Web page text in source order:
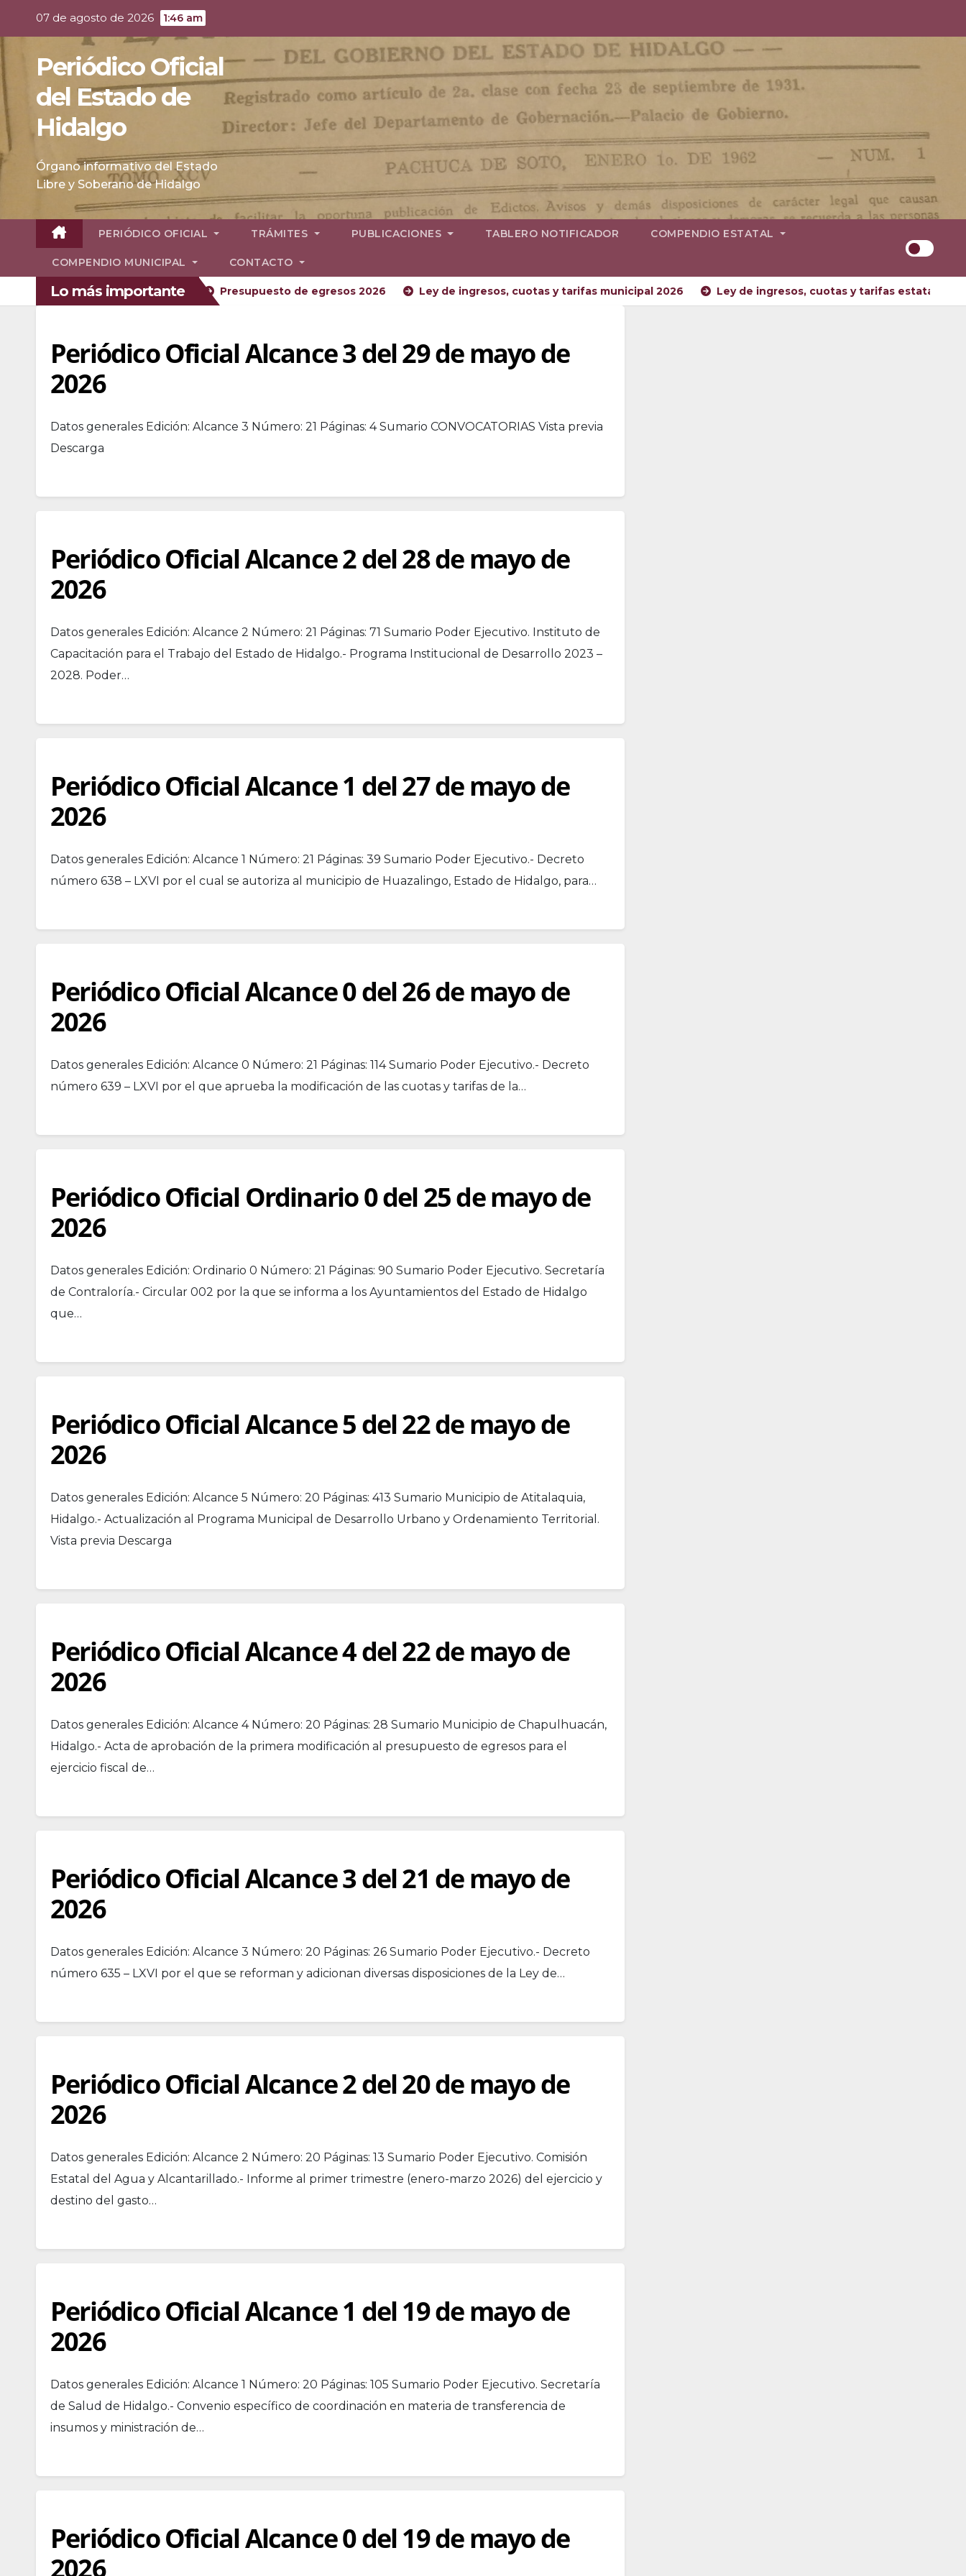
07 de agosto de 2026 1:46 am
Periódico Oficial
del Estado de
Hidalgo
Órgano informativo del Estado
Libre y Soberano de Hidalgo
PERIÓDICO OFICIAL TRÁMITES PUBLICACIONES TABLERO NOTIFICADOR COMPENDIO ESTATAL
COMPENDIO MUNICIPAL CONTACTO
Lo más importante
2026 Reglas de Operación 2026 Presupuesto de egresos 2026 Ley de ingresos, cuotas y tarifas municipal 2026 Ley de ingresos, cuotas y
Periódico Oficial Alcance 3 del 29 de mayo de
2026
Datos generales Edición: Alcance 3 Número: 21 Páginas: 4 Sumario CONVOCATORIAS Vista previa
Descarga
Periódico Oficial Alcance 2 del 28 de mayo de
2026
Datos generales Edición: Alcance 2 Número: 21 Páginas: 71 Sumario Poder Ejecutivo. Instituto de
Capacitación para el Trabajo del Estado de Hidalgo.- Programa Institucional de Desarrollo 2023 –
2028. Poder…
Periódico Oficial Alcance 1 del 27 de mayo de
2026
Datos generales Edición: Alcance 1 Número: 21 Páginas: 39 Sumario Poder Ejecutivo.- Decreto
número 638 – LXVI por el cual se autoriza al municipio de Huazalingo, Estado de Hidalgo, para…
Periódico Oficial Alcance 0 del 26 de mayo de
2026
Datos generales Edición: Alcance 0 Número: 21 Páginas: 114 Sumario Poder Ejecutivo.- Decreto
número 639 – LXVI por el que aprueba la modificación de las cuotas y tarifas de la…
Periódico Oficial Ordinario 0 del 25 de mayo de
2026
Datos generales Edición: Ordinario 0 Número: 21 Páginas: 90 Sumario Poder Ejecutivo. Secretaría
de Contraloría.- Circular 002 por la que se informa a los Ayuntamientos del Estado de Hidalgo
que…
Periódico Oficial Alcance 5 del 22 de mayo de
2026
Datos generales Edición: Alcance 5 Número: 20 Páginas: 413 Sumario Municipio de Atitalaquia,
Hidalgo.- Actualización al Programa Municipal de Desarrollo Urbano y Ordenamiento Territorial.
Vista previa Descarga
Periódico Oficial Alcance 4 del 22 de mayo de
2026
Datos generales Edición: Alcance 4 Número: 20 Páginas: 28 Sumario Municipio de Chapulhuacán,
Hidalgo.- Acta de aprobación de la primera modificación al presupuesto de egresos para el
ejercicio fiscal de…
Periódico Oficial Alcance 3 del 21 de mayo de
2026
Datos generales Edición: Alcance 3 Número: 20 Páginas: 26 Sumario Poder Ejecutivo.- Decreto
número 635 – LXVI por el que se reforman y adicionan diversas disposiciones de la Ley de…
Periódico Oficial Alcance 2 del 20 de mayo de
2026
Datos generales Edición: Alcance 2 Número: 20 Páginas: 13 Sumario Poder Ejecutivo. Comisión
Estatal del Agua y Alcantarillado.- Informe al primer trimestre (enero-marzo 2026) del ejercicio y
destino del gasto…
Periódico Oficial Alcance 1 del 19 de mayo de
2026
Datos generales Edición: Alcance 1 Número: 20 Páginas: 105 Sumario Poder Ejecutivo. Secretaría
de Salud de Hidalgo.- Convenio específico de coordinación en materia de transferencia de
insumos y ministración de…
Periódico Oficial Alcance 0 del 19 de mayo de
2026